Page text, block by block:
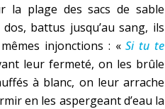
la plage des sacs de sable
battus jusqu’au sang, ils
injonctions : «Si tu te
leur fermeté, on les brûle
à blanc, on leur arrache
en les aspergeant d’eau la